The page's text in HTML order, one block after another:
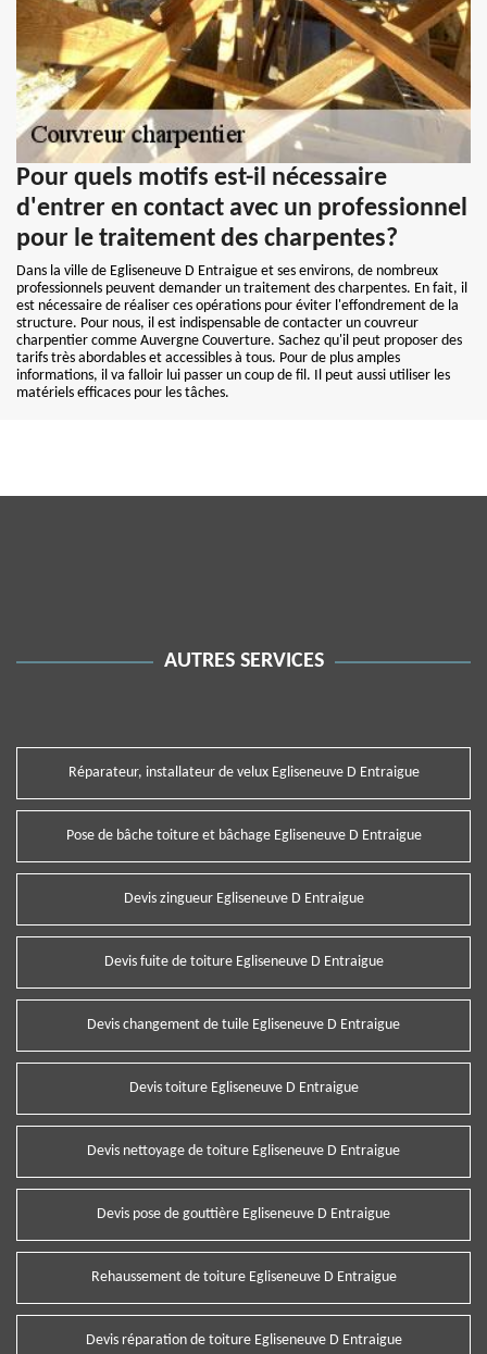
Pour quels motifs est-il nécessaire
d'entrer en contact avec un professionnel
pour le traitement des charpentes?
Dans la ville de Egliseneuve D Entraigue et ses environs, de nombreux
professionnels peuvent demander un traitement des charpentes. En fait, il
est nécessaire de réaliser ces opérations pour éviter l'effondrement de la
structure. Pour nous, il est indispensable de contacter un couvreur
charpentier comme Auvergne Couverture. Sachez qu'il peut proposer des
tarifs très abordables et accessibles à tous. Pour de plus amples
informations, il va falloir lui passer un coup de fil. Il peut aussi utiliser les
matériels efficaces pour les tâches.
AUTRES SERVICES
Réparateur, installateur de velux Egliseneuve D Entraigue
Pose de bâche toiture et bâchage Egliseneuve D Entraigue
Devis zingueur Egliseneuve D Entraigue
Devis fuite de toiture Egliseneuve D Entraigue
Devis changement de tuile Egliseneuve D Entraigue
Devis toiture Egliseneuve D Entraigue
Devis nettoyage de toiture Egliseneuve D Entraigue
Devis pose de gouttière Egliseneuve D Entraigue
Rehaussement de toiture Egliseneuve D Entraigue
Devis réparation de toiture Egliseneuve D Entraigue